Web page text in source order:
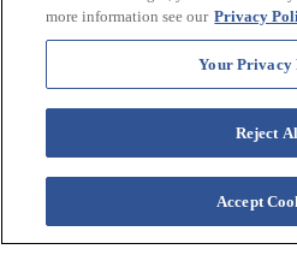
de la instalación,
habitaciones y / o comodidades para
obtener información sobre nuestra
nuestraPolítica de accesibilidad.
more information see our Privacy
Your Privacy
Reject
Accept